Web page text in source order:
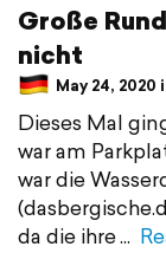
Große
nicht
May 24, 2020
Dieses Mal
war am
war die
da die ihre